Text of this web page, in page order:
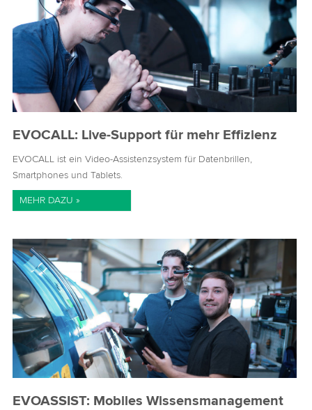
EVOCALL: Live-Support für mehr Effizienz
EVOCALL ist ein Video-Assistenzsystem für Datenbrillen,
Smartphones und Tablets.
MEHR DAZU »
EVOASSIST: Mobiles Wissensmanagement